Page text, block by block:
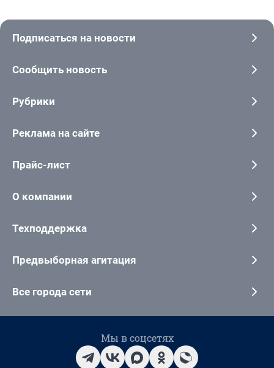
Подписаться на новости
Сообщить новость
Рубрики
Реклама на сайте
Прайс-лист
О компании
Техподдержка
Предвыборная агитация
Все города сети
Мы в соцсетях